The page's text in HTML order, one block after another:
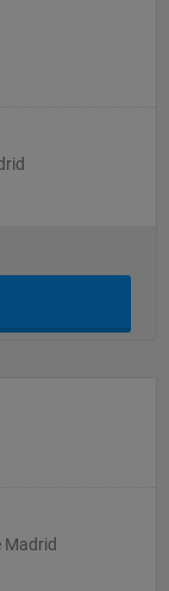
Madrid